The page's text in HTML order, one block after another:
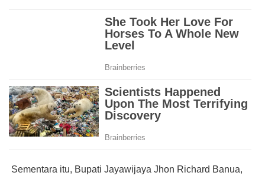
Sementara itu, Bupati Jayawijaya Jhon Richard Banua,